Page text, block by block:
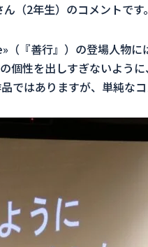
（2年生）のコメントです。
» （『善行』）の登場人物
個性を出しすぎないよう
ではありますが、単純な